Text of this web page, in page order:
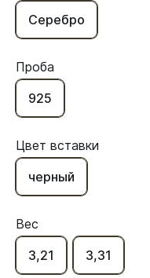
Серебро
Проба
925
Цвет вставки
черный
Вес
3,21
3,31